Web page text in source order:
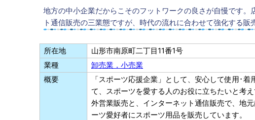
地方の中小企業だからこそのフットワークの良さが自慢です。
ト通信販売の三業態ですが、時代の流れに合わせて強化する販
所在地
山形市南原町二丁目11番1号
業種
卸売業，小売業
概要
「スポーツ応援企業」として、安心して使用･
て、スポーツを愛する人のお役に立ちたいと考
外営業販売と、インターネット通信販売で、地
ーツ愛好者にスポーツ用品を販売しています。